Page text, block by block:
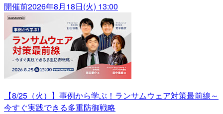
開催前2026年8月18日(火) 13:00
【8/25（火）】事例から学ぶ！ランサムウェア対策最前線～
今すぐ実践できる多重防御戦略